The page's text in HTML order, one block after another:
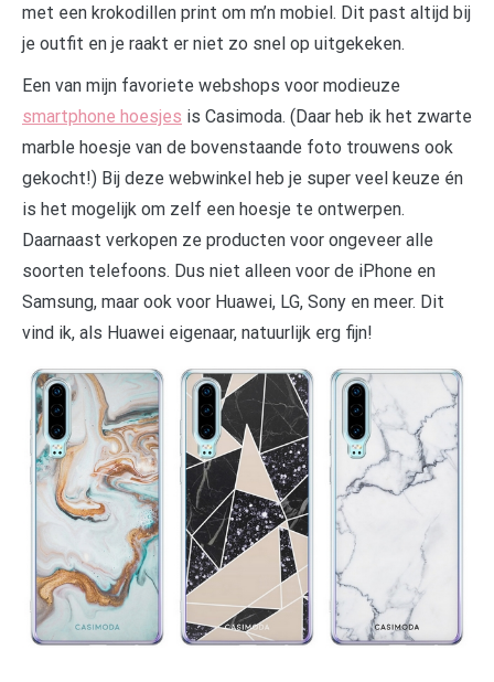
met een krokodillen print om m’n mobiel. Dit past altijd bij
je outfit en je raakt er niet zo snel op uitgekeken.
Een van mijn favoriete webshops voor modieuze
smartphone hoesjes is Casimoda. (Daar heb ik het zwarte
marble hoesje van de bovenstaande foto trouwens ook
gekocht!) Bij deze webwinkel heb je super veel keuze én
is het mogelijk om zelf een hoesje te ontwerpen.
Daarnaast verkopen ze producten voor ongeveer alle
soorten telefoons. Dus niet alleen voor de iPhone en
Samsung, maar ook voor Huawei, LG, Sony en meer. Dit
vind ik, als Huawei eigenaar, natuurlijk erg fijn!